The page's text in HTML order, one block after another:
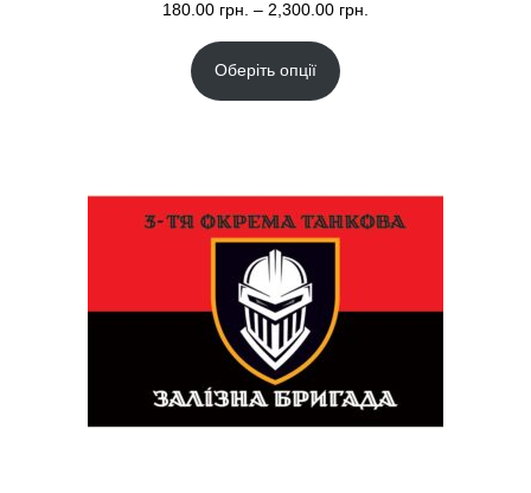
180.00 грн. – 2,300.00 грн.
Оберіть опції